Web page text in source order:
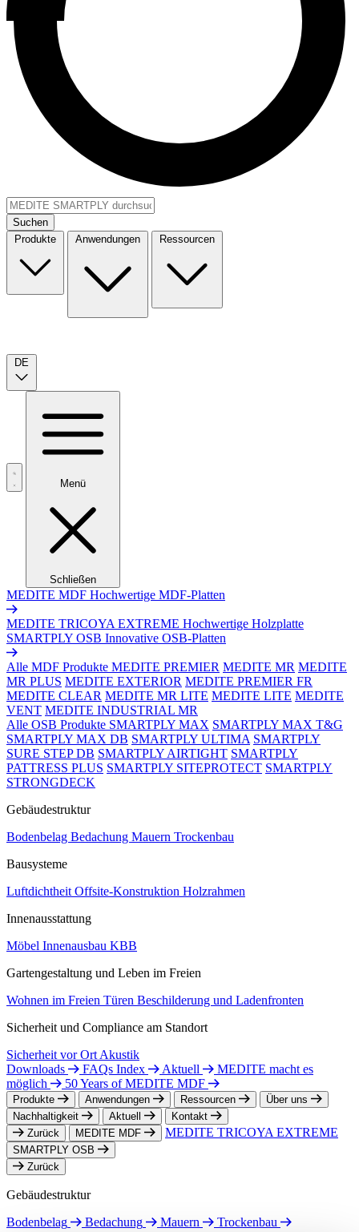
Suchen
Produkte
Anwendungen Ressourcen
DE
Menü
Schließen
MEDITE MDF Hochwertige MDF-Platten
MEDITE TRICOYA EXTREME Hochwertige Holzplatte
SMARTPLY OSB Innovative OSB-Platten
Alle MDF Produkte MEDITE PREMIER MEDITE MR MEDITE
MR PLUS MEDITE EXTERIOR MEDITE PREMIER FR
MEDITE CLEAR MEDITE MR LITE MEDITE LITE MEDITE
VENT MEDITE INDUSTRIAL MR
Alle OSB Produkte SMARTPLY MAX SMARTPLY MAX T&G
SMARTPLY MAX DB SMARTPLY ULTIMA SMARTPLY
SURE STEP DB SMARTPLY AIRTIGHT SMARTPLY
PATTRESS PLUS SMARTPLY SITEPROTECT SMARTPLY
STRONGDECK
Gebäudestruktur
Bodenbelag Bedachung Mauern Trockenbau
Bausysteme
Luftdichtheit Offsite-Konstruktion Holzrahmen
Innenausstattung
Möbel Innenausbau KBB
Gartengestaltung und Leben im Freien
Wohnen im Freien Türen Beschilderung und Ladenfronten
Sicherheit und Compliance am Standort
Sicherheit vor Ort Akustik
Downloads
FAQs Index Aktuell
MEDITE macht es
möglich
50 Years of MEDITE MDF
Produkte Anwendungen Ressourcen
Über uns
Nachhaltigkeit
Aktuell
Kontakt
Zurück
MEDITE MDF MEDITE TRICOYA EXTREME
SMARTPLY OSB
Zurück
Gebäudestruktur
Bodenbelag
Bedachung Mauern Trockenbau